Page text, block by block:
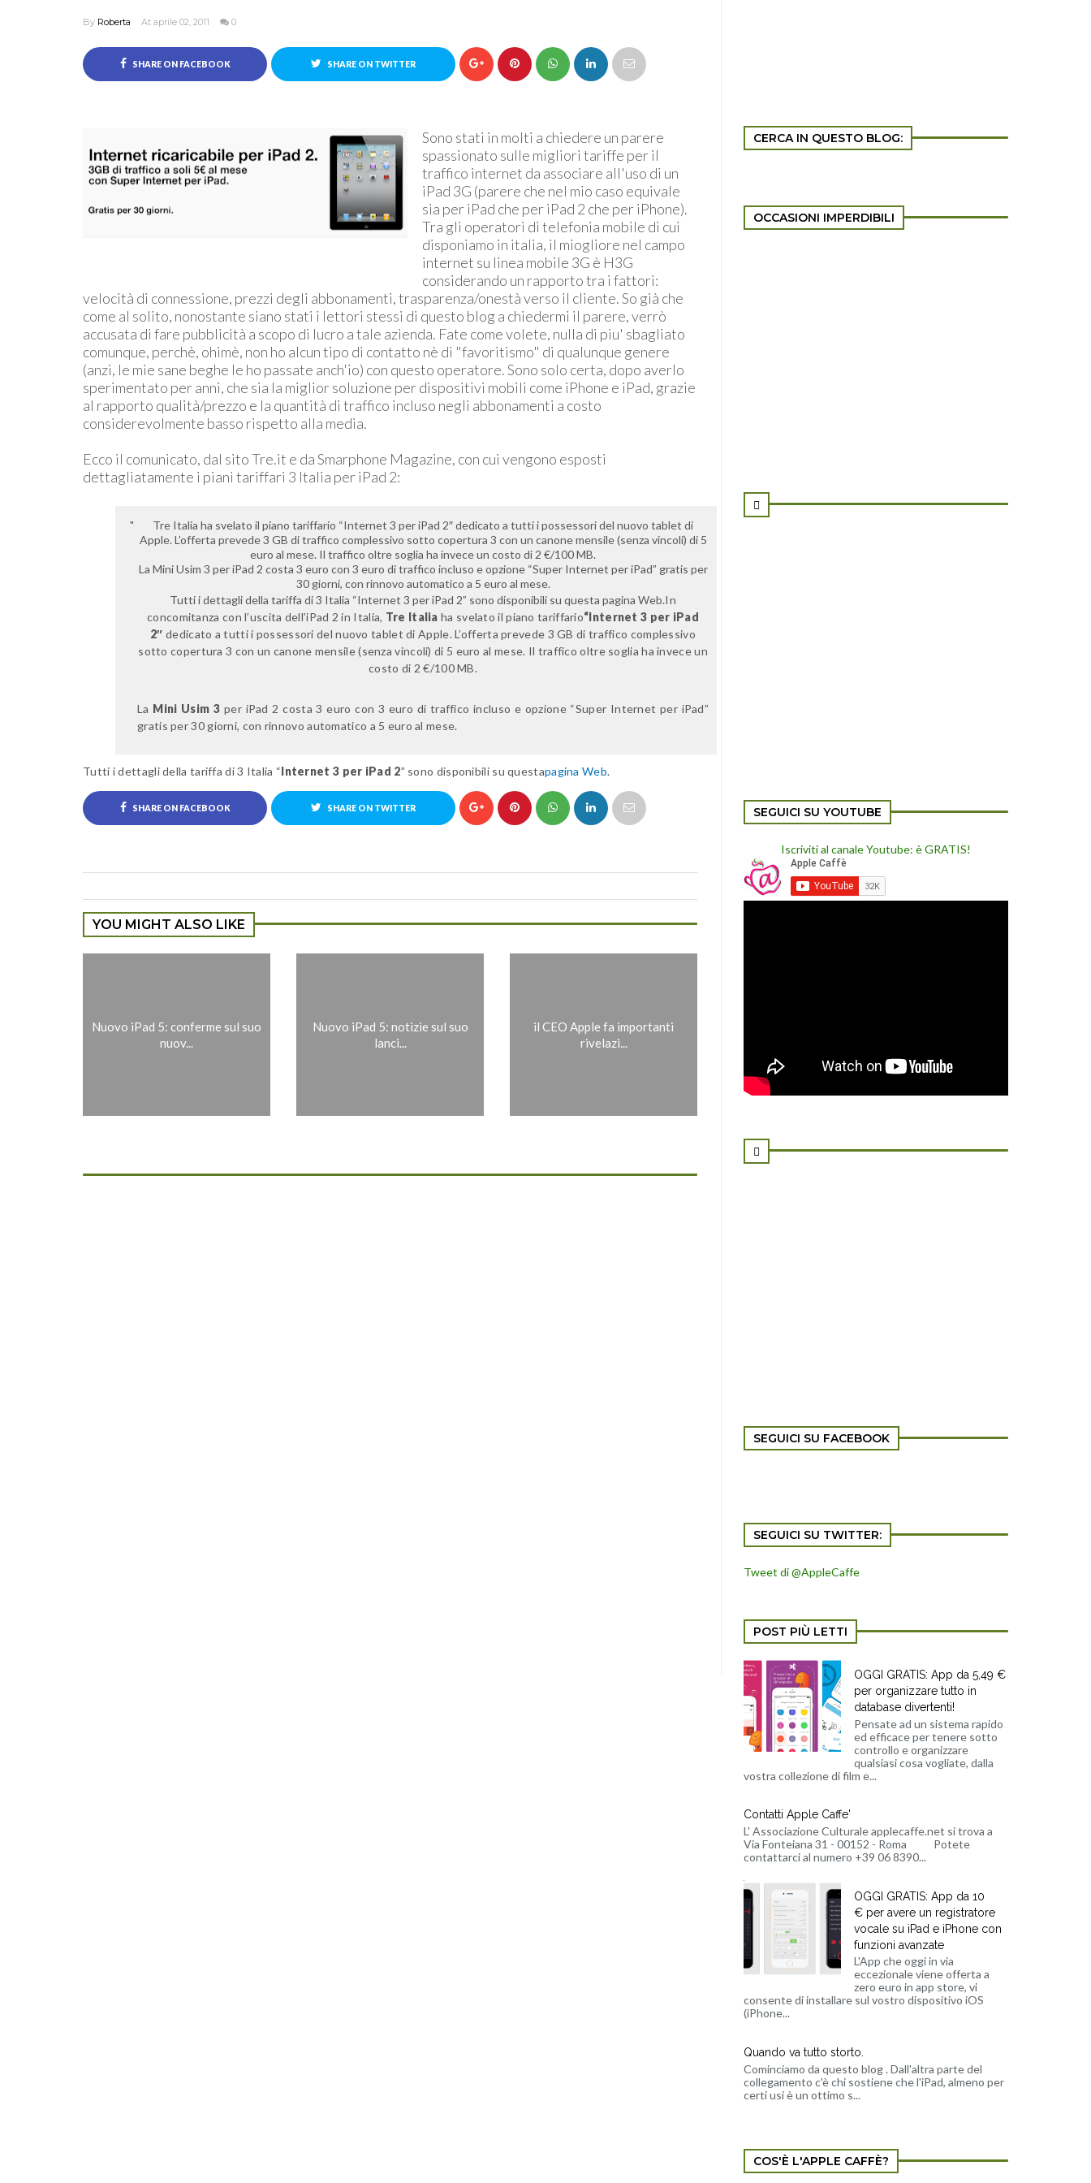
By Roberta At aprile 02, 2011 0
SHARE ON FACEBOOK SHARE ON TWITTER
Sono stati in molti a chiedere un parere
spassionato sulle migliori tariffe per il
traffico internet da associare all'uso di un
iPad 3G (parere che nel mio caso equivale
sia per iPad che per iPad 2 che per iPhone).
Tra gli operatori di telefonia mobile di cui
disponiamo in italia, il miogliore nel campo
internet su linea mobile 3G è H3G
considerando un rapporto tra i fattori:
velocità di connessione, prezzi degli abbonamenti, trasparenza/onestà verso il cliente. So già che
come al solito, nonostante siano stati i lettori stessi di questo blog a chiedermi il parere, verrò
accusata di fare pubblicità a scopo di lucro a tale azienda. Fate come volete, nulla di piu' sbagliato
comunque, perchè, ohimè, non ho alcun tipo di contatto nè di "favoritismo" di qualunque genere
(anzi, le mie sane beghe le ho passate anch'io) con questo operatore. Sono solo certa, dopo averlo
sperimentato per anni, che sia la miglior soluzione per dispositivi mobili come iPhone e iPad, grazie
al rapporto qualità/prezzo e la quantità di traffico incluso negli abbonamenti a costo
considerevolmente basso rispetto alla media.
Ecco il comunicato, dal sito Tre.it e da Smarphone Magazine, con cui vengono esposti
dettagliatamente i piani tariffari 3 Italia per iPad 2:
Tre Italia ha svelato il piano tariffario “Internet 3 per iPad 2″ dedicato a tutti i possessori del nuovo tablet di
Apple. L’offerta prevede 3 GB di traffico complessivo sotto copertura 3 con un canone mensile (senza vincoli) di 5
euro al mese. Il traffico oltre soglia ha invece un costo di 2 €/100 MB.
La Mini Usim 3 per iPad 2 costa 3 euro con 3 euro di traffico incluso e opzione “Super Internet per iPad” gratis per
30 giorni, con rinnovo automatico a 5 euro al mese.
Tutti i dettagli della tariffa di 3 Italia “Internet 3 per iPad 2” sono disponibili su questa pagina Web.In
concomitanza con l’uscita dell’iPad 2 in Italia, Tre Italia ha svelato il piano tariffario“Internet 3 per iPad
2″ dedicato a tutti i possessori del nuovo tablet di Apple. L’offerta prevede 3 GB di traffico complessivo
sotto copertura 3 con un canone mensile (senza vincoli) di 5 euro al mese. Il traffico oltre soglia ha invece un
costo di 2 €/100 MB.
La Mini Usim 3 per iPad 2 costa 3 euro con 3 euro di traffico incluso e opzione “Super Internet per iPad”
gratis per 30 giorni, con rinnovo automatico a 5 euro al mese.
Tutti i dettagli della tariffa di 3 Italia “Internet 3 per iPad 2” sono disponibili su questapagina Web.
SHARE ON FACEBOOK SHARE ON TWITTER
YOU MIGHT ALSO LIKE
Nuovo iPad 5: conferme sul suo
nuov...
Nuovo iPad 5: notizie sul suo
lanci...
il CEO Apple fa importanti
rivelazi...
CERCA IN QUESTO BLOG:
OCCASIONI IMPERDIBILI

SEGUICI SU YOUTUBE
Iscriviti al canale Youtube: è GRATIS!

SEGUICI SU FACEBOOK
SEGUICI SU TWITTER:
Tweet di @AppleCaffe
POST PIÙ LETTI
OGGI GRATIS: App da 5,49 €
per organizzare tutto in
database divertenti!
Pensate ad un sistema rapido
ed efficace per tenere sotto
controllo e organizzare
qualsiasi cosa vogliate, dalla
vostra collezione di film e...
Contatti Apple Caffe'
L' Associazione Culturale applecaffe.net si trova a
Via Fonteiana 31 - 00152 - Roma Potete
contattarci al numero +39 06 8390...
OGGI GRATIS: App da 10
€ per avere un registratore
vocale su iPad e iPhone con
funzioni avanzate
L'App che oggi in via
eccezionale viene offerta a
zero euro in app store, vi
consente di installare sul vostro dispositivo iOS
(iPhone...
Quando va tutto storto.
Cominciamo da questo blog . Dall'altra parte del
collegamento c'è chi sostiene che l'iPad, almeno per
certi usi è un ottimo s...
COS'È L'APPLE CAFFÈ?